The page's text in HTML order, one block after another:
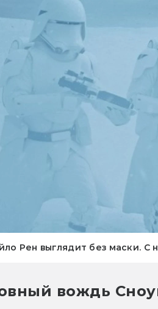
Рен выглядит без маски. С
вождь